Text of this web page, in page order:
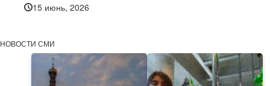
15 июнь, 2026
НОВОСТИ СМИ